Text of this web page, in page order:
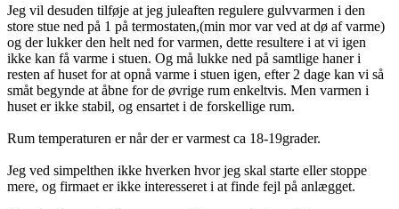
Jeg vil desuden tilføje at jeg juleaften regulere gulvvarmen i den
store stue ned på 1 på termostaten,(min mor var ved at dø af varme)
og der lukker den helt ned for varmen, dette resultere i at vi igen
ikke kan få varme i stuen. Og må lukke ned på samtlige haner i
resten af huset for at opnå varme i stuen igen, efter 2 dage kan vi så
småt begynde at åbne for de øvrige rum enkeltvis. Men varmen i
huset er ikke stabil, og ensartet i de forskellige rum.
Rum temperaturen er når der er varmest ca 18-19grader.
Jeg ved simpelthen ikke hverken hvor jeg skal starte eller stoppe
mere, og firmaet er ikke interesseret i at finde fejl på anlægget.